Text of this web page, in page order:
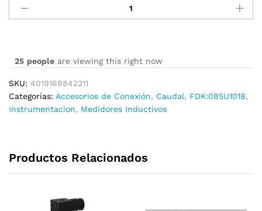
cantidad
25 people are viewing this right now
SKU: 4019169842211
Categorías: Accesorios de Conexión, Caudal, FDK:085U1018,
Instrumentacion, Medidores Inductivos
Productos Relacionados